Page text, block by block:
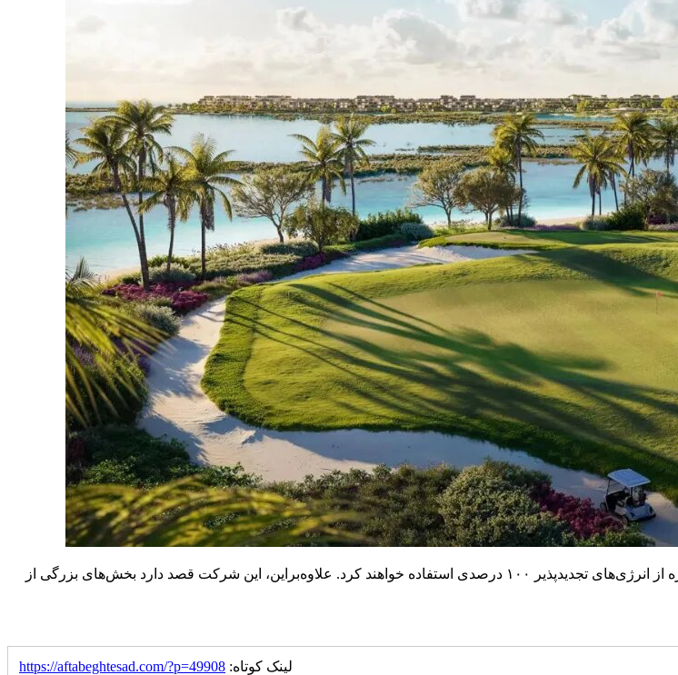
شرکت رد سی گلوبال (Red Sea Global) اعلام کرده که تا سال ۲۰۳۰ تمامی عملیات‌های پروژه از انرژی‌های تجدیدپذیر ۱۰۰ درصدی استفاده خواهند کرد. علاوه‌براین، این شرکت قصد دارد بخش‌های بزرگی از
لینک کوتاه: https://aftabeghtesad.com/?p=49908